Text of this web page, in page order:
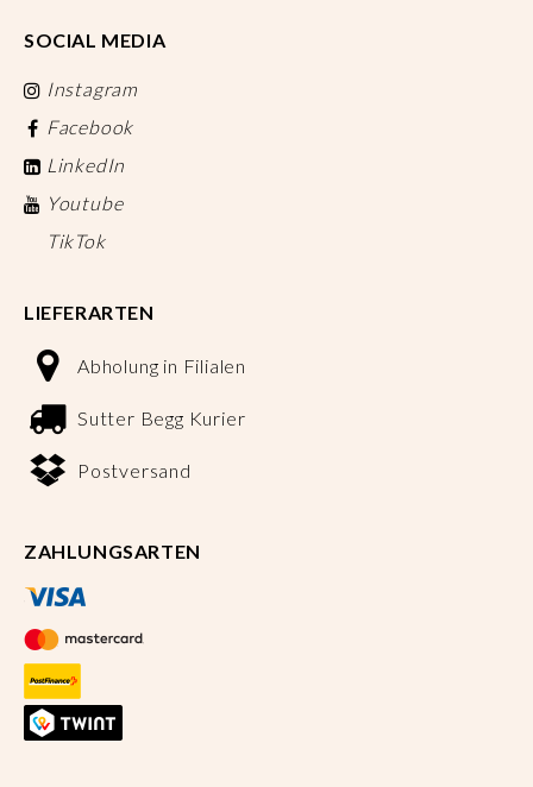
SOCIAL MEDIA
Instagram
Facebook
LinkedIn
Youtube
TikTok
LIEFERARTEN
Abholung in Filialen
Sutter Begg Kurier
Postversand
ZAHLUNGSARTEN